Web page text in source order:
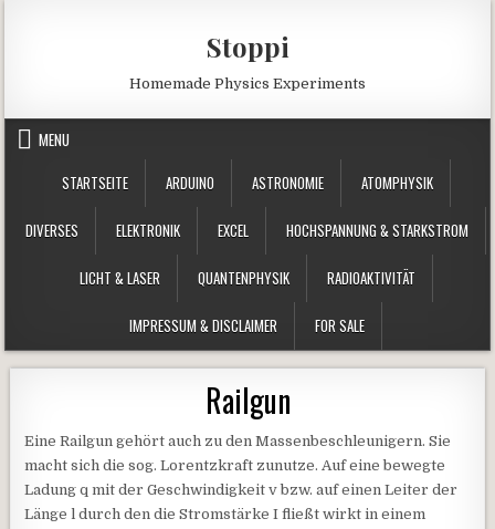
Stoppi
Homemade Physics Experiments
MENU
STARTSEITE
ARDUINO ASTRONOMIE ATOMPHYSIK
DIVERSES ELEKTRONIK EXCEL HOCHSPANNUNG & STARKSTROM
LICHT & LASER QUANTENPHYSIK RADIOAKTIVITÄT
IMPRESSUM & DISCLAIMER FOR SALE
Railgun
Eine Railgun gehört auch zu den Massenbeschleunigern. Sie
macht sich die sog. Lorentzkraft zunutze. Auf eine bewegte
Ladung q mit der Geschwindigkeit v bzw. auf einen Leiter der
Länge l durch den die Stromstärke I fließt wirkt in einem